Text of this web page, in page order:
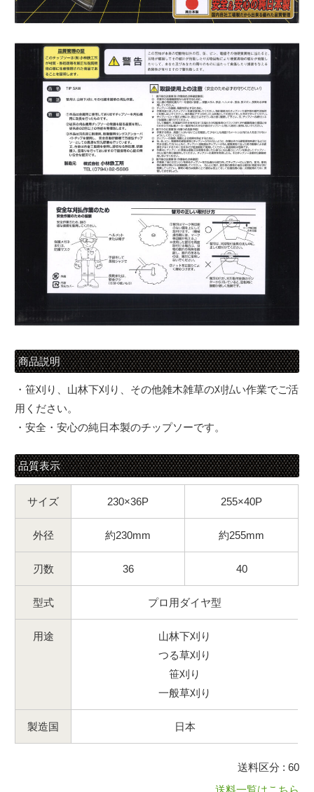
商品説明
・笹刈り、山林下刈り、その他雑木雑草の刈払い作業でご活
用ください。
・安全・安心の純日本製のチップソーです。
品質表示
サイズ 230×36P 255×40P
外径 約230mm 約255mm
刃数 36 40
型式 プロ用ダイヤ型
用途
山林下刈り
つる草刈り
笹刈り
一般草刈り
製造国 日本
送料区分 : 60
送料一覧はこちら